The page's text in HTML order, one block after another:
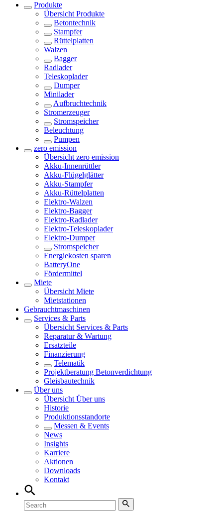
Produkte
Übersicht Produkte
Betontechnik
Stampfer
Rüttelplatten
Walzen
Bagger
Radlader
Teleskoplader
Dumper
Minilader
Aufbruchtechnik
Stromerzeuger
Stromspeicher
Beleuchtung
Pumpen
zero emission
Übersicht zero emission
Akku-Innenrüttler
Akku-Flügelglätter
Akku-Stampfer
Akku-Rüttelplatten
Elektro-Walzen
Elektro-Bagger
Elektro-Radlader
Elektro-Teleskoplader
Elektro-Dumper
Stromspeicher
Energiekosten sparen
BatteryOne
Fördermittel
Miete
Übersicht Miete
Mietstationen
Gebrauchtmaschinen
Services & Parts
Übersicht Services & Parts
Reparatur & Wartung
Ersatzteile
Finanzierung
Telematik
Projektberatung Betonverdichtung
Gleisbautechnik
Über uns
Übersicht Über uns
Historie
Produktionsstandorte
Messen & Events
News
Insights
Karriere
Aktionen
Downloads
Kontakt